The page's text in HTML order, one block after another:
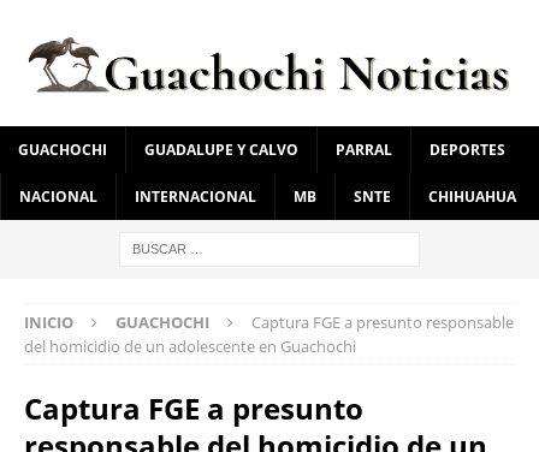
GUACHOCHI GUADALUPE Y CALVO PARRAL DEPORTES
NACIONAL INTERNACIONAL MB SNTE CHIHUAHUA
INICIO GUACHOCHI
Captura FGE a presunto responsable
del homicidio de un adolescente en Guachochi
Captura FGE a presunto